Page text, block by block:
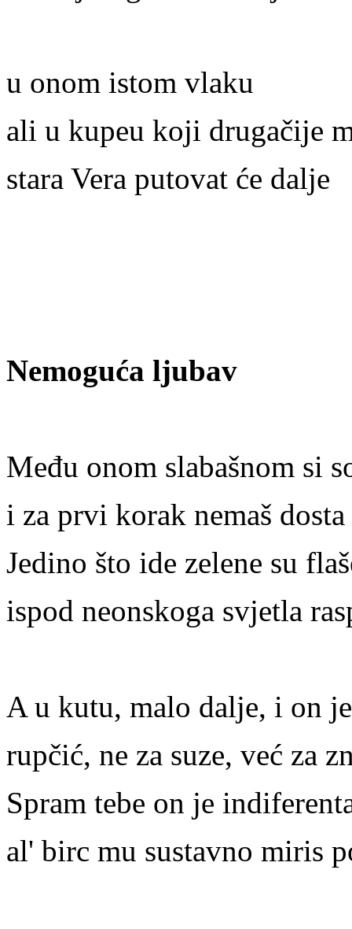
u onom istom vlaku
ali u kupeu koji drugačije
stara Vera putovat će dalje
Nemoguća ljubav
Među onom slabašnom si
i za prvi korak nemaš dosta
Jedino što ide zelene su flaš
ispod neonskoga svjetla
A u kutu, malo dalje, i on
rupčić, ne za suze, već za
Spram tebe on je
al' birc mu sustavno miris